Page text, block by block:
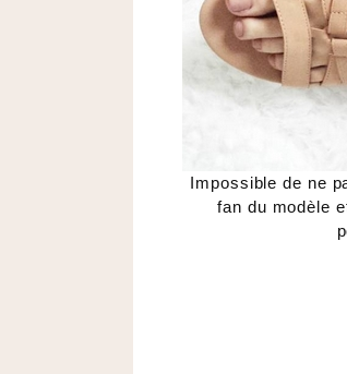
Impossible de ne
fan du modèle